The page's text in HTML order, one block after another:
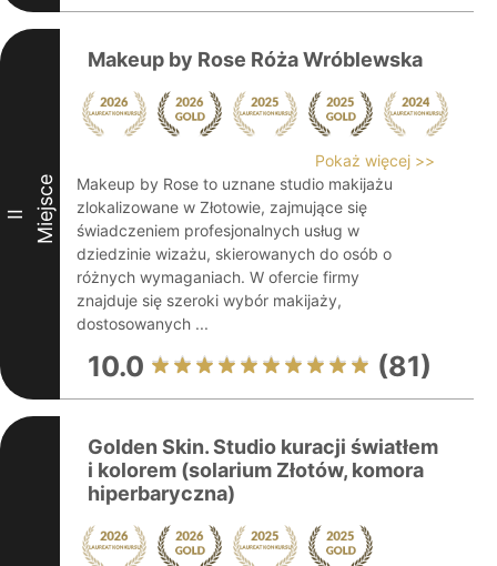
II Miejsce
Makeup by Rose Róża Wróblewska
Pokaż więcej >>
Makeup by Rose to uznane studio makijażu
zlokalizowane w Złotowie, zajmujące się
świadczeniem profesjonalnych usług w
dziedzinie wizażu, skierowanych do osób o
różnych wymaganiach. W ofercie firmy
znajduje się szeroki wybór makijaży,
dostosowanych ...
10.0 (81)
Golden Skin. Studio kuracji światłem
i kolorem (solarium Złotów, komora
hiperbaryczna)